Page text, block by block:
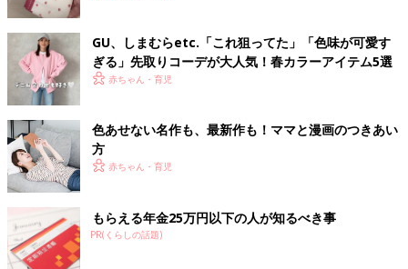
GU、しまむらetc.「これ狙ってた」「色味が可愛す
ぎる」先取りコーデが大人気！春カラーアイテム5選
赤ちゃん・育児
色あせない名作も、最新作も！ママと漫画のつきあい
方
赤ちゃん・育児
もらえる年金25万円以下の人が知るべき事
PR(くらしの話題)